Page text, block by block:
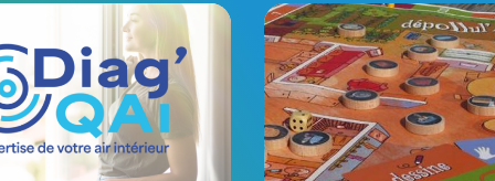
Visuel
Deux jeux de plateau
Visuel